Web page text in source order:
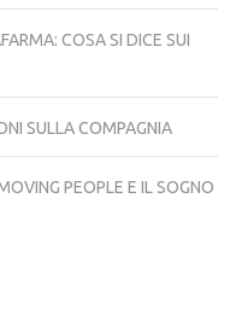
COSA SI DICE SUI
SULLA COMPAGNIA
PEOPLE E IL SOGNO